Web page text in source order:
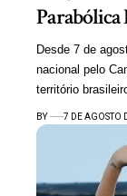
Parabólica
Desde 7 de
nacional pelo
território
BY 7 DE AGOSTO